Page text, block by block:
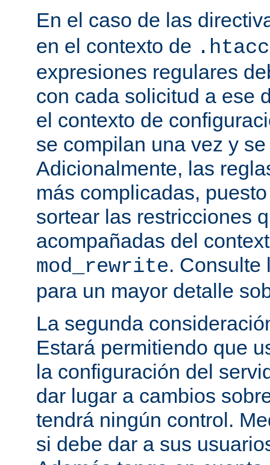
En el caso de las
en el contexto de
expresiones regulares
con cada solicitud a ese
el contexto de
se compilan una vez y
Adicionalmente, las
más complicadas,
sortear las restricciones
acompañadas del
mod_rewrite.
para un mayor detalle
La segunda
Estará permitiendo que
la configuración del
dar lugar a cambios
tendrá ningún control.
si debe dar a sus